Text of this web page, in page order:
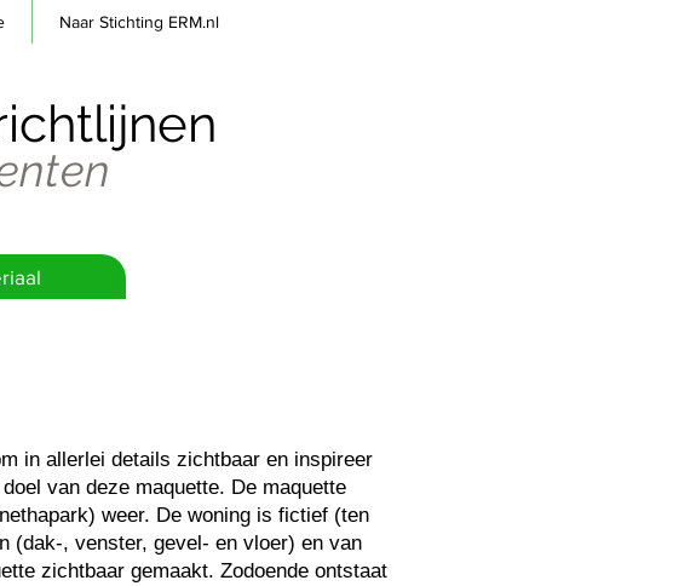
Naar Stichting ERM.nl
in allerlei details zichtbaar en inspireer
van deze maquette. De maquette
weer. De woning is fictief (ten
(dak-, venster, gevel- en vloer) en van
zichtbaar gemaakt. Zodoende ontstaat